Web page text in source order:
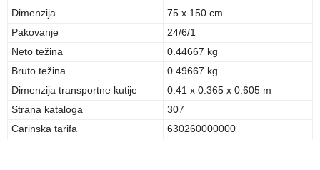
Dimenzija
75 x 150 cm
Pakovanje
24/6/1
Neto težina
0.44667 kg
Bruto težina
0.49667 kg
Dimenzija transportne kutije
0.41 x 0.365 x 0.605 m
Strana kataloga
307
Carinska tarifa
630260000000